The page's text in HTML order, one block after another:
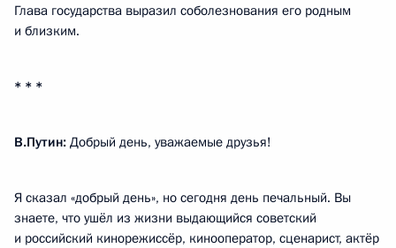
Глава государства выразил соболезнования его родным
и близким.
* * *
В.Путин: Добрый день, уважаемые друзья!
Я сказал «добрый день», но сегодня день печальный. Вы
знаете, что ушёл из жизни выдающийся советский
и российский кинорежиссёр, кинооператор, сценарист, актёр